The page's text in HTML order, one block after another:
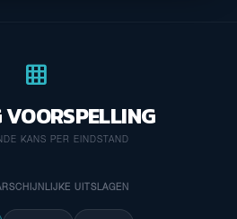
grid_on
KANS PER EINDSTAND
UITSLAGEN